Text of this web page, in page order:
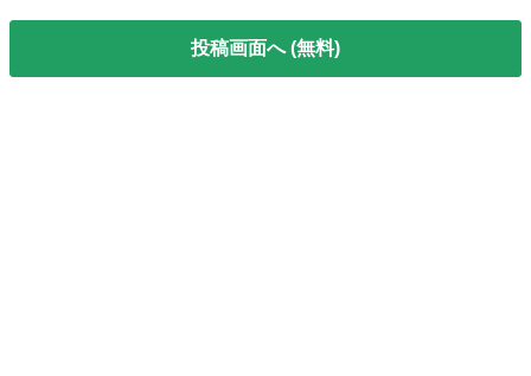
投稿画面へ (無料)